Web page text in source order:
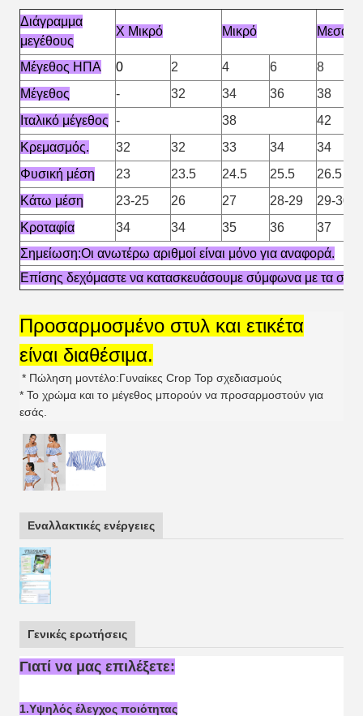
Διάγραμμα
μεγέθους
X Μικρό Μικρό Μεσαία
Μέγεθος ΗΠΑ 0 2 4 6
8
Μέγεθος
- 32 34 36
38
Ιταλικό μέγεθος - 38
42
Κρεμασμός.
32 32 33 34
34
Φυσική μέση
23 23.5 24.5 25.5
26.5
Κάτω μέση
23-25 26 27 28-29
29-30
Κροταφία
34 34 35 36
37
Σημείωση:Οι ανωτέρω αριθμοί είναι μόνο για αναφορά.
Επίσης δεχόμαστε να κατασκευάσουμε σύμφωνα με τα
Προσαρμοσμένο στυλ και ετικέτα
είναι διαθέσιμα.
* Πώληση μοντέλο:Γυναίκες Crop Top σχεδιασμούς
* Το χρώμα και το μέγεθος μπορούν να προσαρμοστούν για
εσάς.
Εναλλακτικές ενέργειες
Γενικές ερωτήσεις
Γιατί να μας επιλέξετε:
1.Υψηλός έλεγχος ποιότητας